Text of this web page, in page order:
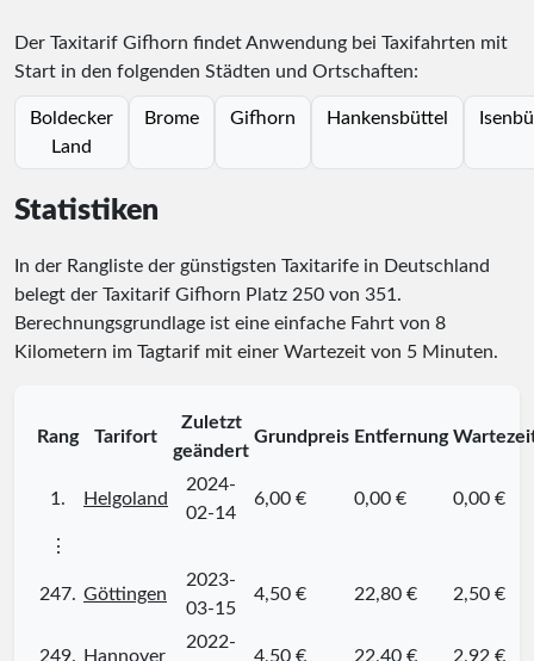
Der Taxitarif Gifhorn findet Anwendung bei Taxifahrten mit
Start in den folgenden Städten und Ortschaften:
Boldecker
Land
Brome Gifhorn Hankensbüttel
Statistiken
In der Rangliste der günstigsten Taxitarife in Deutschland
belegt der Taxitarif Gifhorn Platz 250 von 351.
Berechnungsgrundlage ist eine einfache Fahrt von 8
Kilometern im Tagtarif mit einer Wartezeit von 5 Minuten.
Rang Tarifort
Zuletzt
geändert
Grundpreis Entfernung
1. Helgoland
2024-
02-14
6,00 € 0,00 € 0,00 €
⋮
247. Göttingen
2023-
03-15
4,50 € 22,80 € 2,50 €
249. Hannover
2022-
4,50 € 22,40 € 2,92 €